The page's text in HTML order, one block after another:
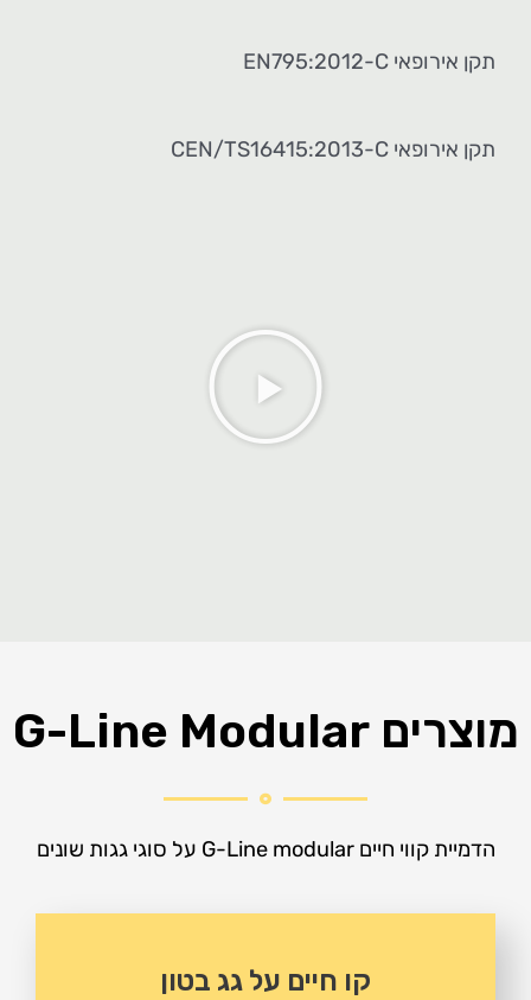
תקן אירופאי EN795:2012-C
תקן אירופאי CEN/TS16415:2013-C
מוצרים G-Line Modular
הדמיית קווי חיים G-Line modular על סוגי גגות שונים
קו חיים על גג בטון